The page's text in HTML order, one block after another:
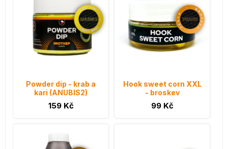
Powder dip - krab a
kari (ANUBIS2)
159 Kč
Hook sweet corn XXL
- broskev
99 Kč